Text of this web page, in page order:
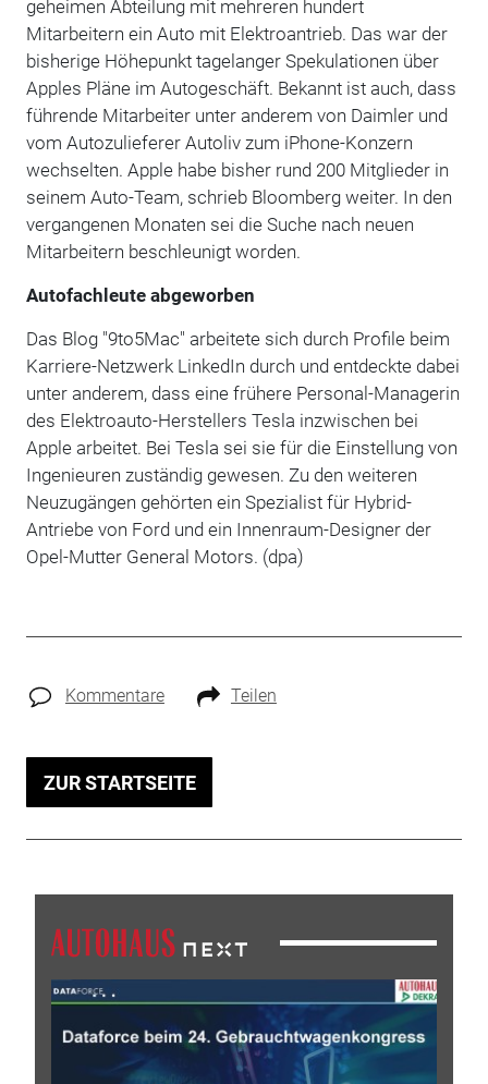
geheimen Abteilung mit mehreren hundert
Mitarbeitern ein Auto mit Elektroantrieb. Das war der
bisherige Höhepunkt tagelanger Spekulationen über
Apples Pläne im Autogeschäft. Bekannt ist auch, dass
führende Mitarbeiter unter anderem von Daimler und
vom Autozulieferer Autoliv zum iPhone-Konzern
wechselten. Apple habe bisher rund 200 Mitglieder in
seinem Auto-Team, schrieb Bloomberg weiter. In den
vergangenen Monaten sei die Suche nach neuen
Mitarbeitern beschleunigt worden.
Autofachleute abgeworben
Das Blog "9to5Mac" arbeitete sich durch Profile beim
Karriere-Netzwerk LinkedIn durch und entdeckte dabei
unter anderem, dass eine frühere Personal-Managerin
des Elektroauto-Herstellers Tesla inzwischen bei
Apple arbeitet. Bei Tesla sei sie für die Einstellung von
Ingenieuren zuständig gewesen. Zu den weiteren
Neuzugängen gehörten ein Spezialist für Hybrid-
Antriebe von Ford und ein Innenraum-Designer der
Opel-Mutter General Motors. (dpa)
Kommentare Teilen
ZUR STARTSEITE